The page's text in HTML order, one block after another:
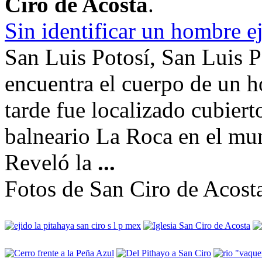
Sin identificar un hombre
San Luis Potosí, San Luis
encuentra el cuerpo de un
tarde fue localizado
balneario La Roca en el
Reveló la ...
Fotos de San Ciro de